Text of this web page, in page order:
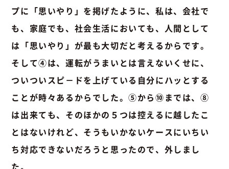
プに「思いやり」を掲げたように、私は、会社で
も、家庭でも、社会生活においても、人間として
は「思いやり」が最も大切だと考えるからです。
そして④は、運転がうまいとは言えないくせに、
ついついスピ－ドを上げている自分にハッとする
ことが時々あるからでした。⑤から⑩までは、⑧
は出来ても、そのほかの５つは控えるに越したこ
とはないけれど、そうもいかないケースにいちい
ち対応できないだろうと思ったので、外しまし
た。